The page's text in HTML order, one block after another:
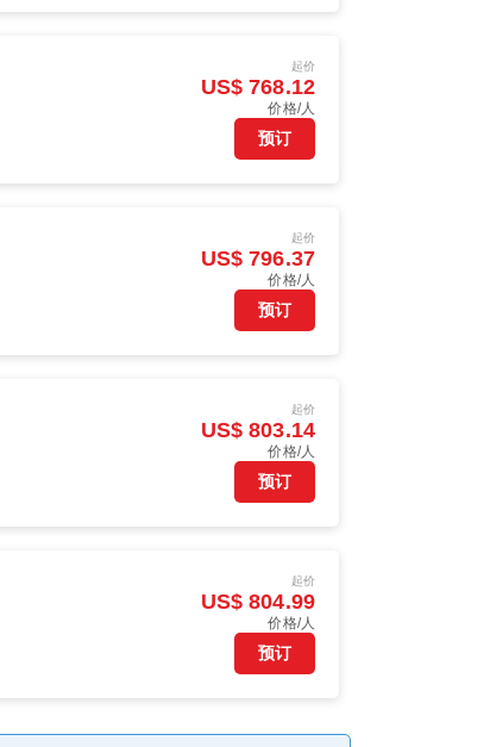
起价
US$ 768.12
价格/人
预订
起价
US$ 796.37
价格/人
预订
起价
US$ 803.14
价格/人
预订
起价
US$ 804.99
价格/人
预订